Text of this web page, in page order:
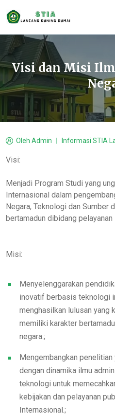
Visi dan Misi
Oleh Admin Informasi STIA
Visi:
Menjadi Program Studi yang
Internasional dalam
Negara, Teknologi dan Sumber
bertamadun dibidang
Misi:
Menyelenggarakan
inovatif berbasis teknologi
menghasilkan lulusan yang
memiliki karakter
negara.;
Mengembangkan penelitian
dengan dinamika ilmu
teknologi untuk
kebijakan dan pelayanan
Internasional.;